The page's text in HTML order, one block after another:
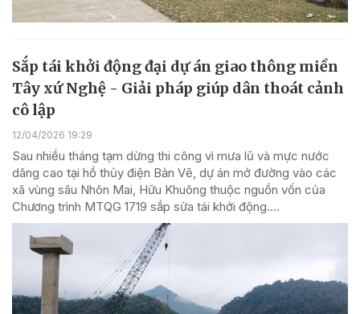
Sắp tái khởi động đại dự án giao thông miền
Tây xứ Nghệ - Giải pháp giúp dân thoát cảnh
cô lập
12/04/2026 19:29
Sau nhiều tháng tạm dừng thi công vì mưa lũ và mực nước
dâng cao tại hồ thủy điện Bản Vẽ, dự án mở đường vào các
xã vùng sâu Nhôn Mai, Hữu Khuông thuộc nguồn vốn của
Chương trình MTQG 1719 sắp sửa tái khởi động....